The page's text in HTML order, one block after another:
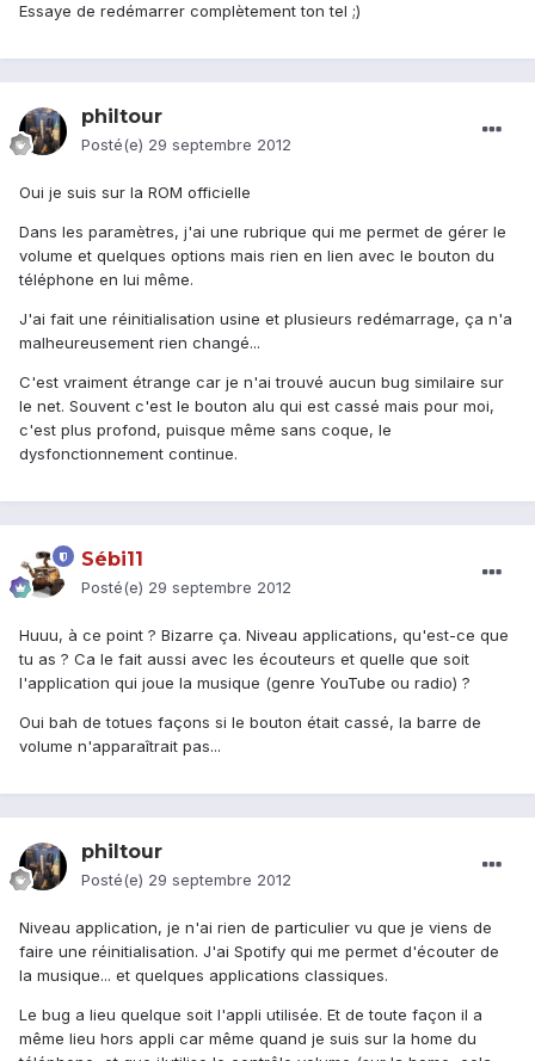
Essaye de redémarrer complètement ton tel ;)
philtour
Posté(e) 29 septembre 2012
Oui je suis sur la ROM officielle
Dans les paramètres, j'ai une rubrique qui me permet de gérer le
volume et quelques options mais rien en lien avec le bouton du
téléphone en lui même.
J'ai fait une réinitialisation usine et plusieurs redémarrage, ça n'a
malheureusement rien changé...
C'est vraiment étrange car je n'ai trouvé aucun bug similaire sur
le net. Souvent c'est le bouton alu qui est cassé mais pour moi,
c'est plus profond, puisque même sans coque, le
dysfonctionnement continue.
Sébi11
Posté(e) 29 septembre 2012
Huuu, à ce point ? Bizarre ça. Niveau applications, qu'est-ce que
tu as ? Ca le fait aussi avec les écouteurs et quelle que soit
l'application qui joue la musique (genre YouTube ou radio) ?
Oui bah de totues façons si le bouton était cassé, la barre de
volume n'apparaîtrait pas...
philtour
Posté(e) 29 septembre 2012
Niveau application, je n'ai rien de particulier vu que je viens de
faire une réinitialisation. J'ai Spotify qui me permet d'écouter de
la musique... et quelques applications classiques.
Le bug a lieu quelque soit l'appli utilisée. Et de toute façon il a
même lieu hors appli car même quand je suis sur la home du